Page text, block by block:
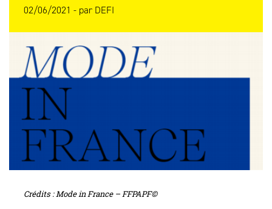
02/06/2021 - par DEFI
Crédits : Mode in France – FFPAPF©